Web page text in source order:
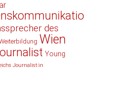
des
Wien
Young
Journalist:in